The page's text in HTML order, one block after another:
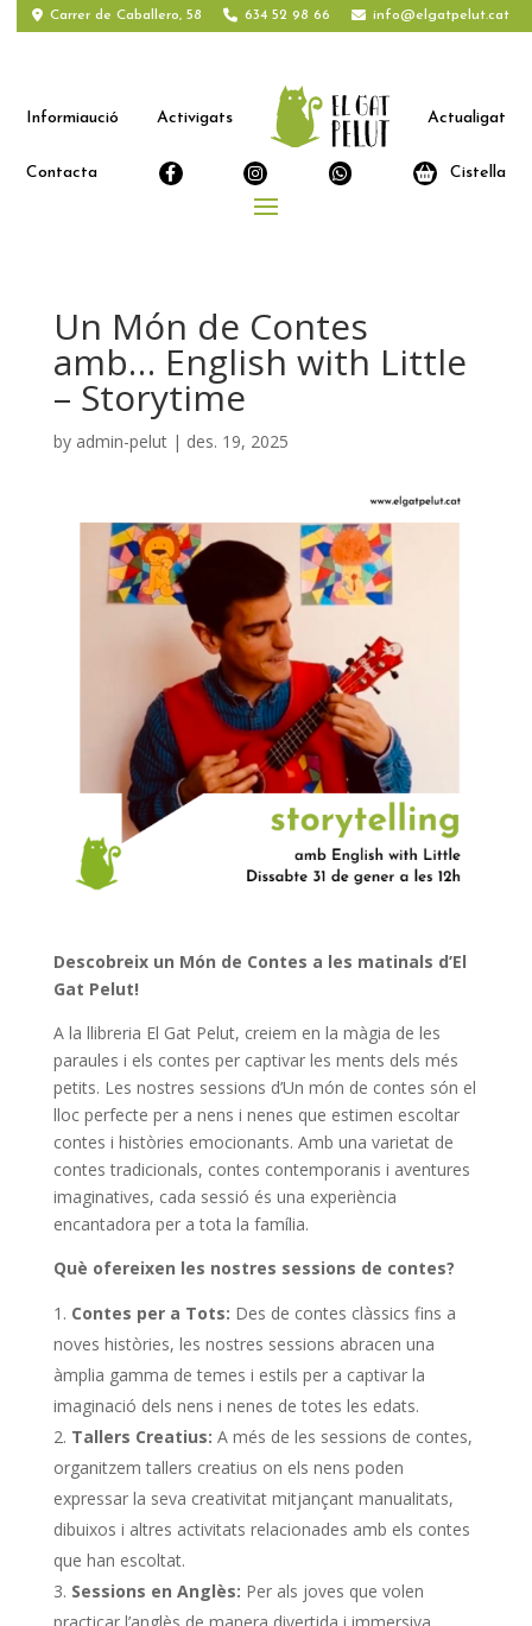
Carrer de Caballero, 58 634 52 98 66 info@elgatpelut.cat
Informiaució Activigats Actualigat
Contacta Cistella
Un Món de Contes
amb… English with Little
– Storytime
by admin-pelut| des. 19, 2025
Descobreix un Món de Contes a les matinals d’El
Gat Pelut!
A la llibreria El Gat Pelut, creiem en la màgia de les
paraules i els contes per captivar les ments dels més
petits. Les nostres sessions d’Un món de contes són el
lloc perfecte per a nens i nenes que estimen escoltar
contes i històries emocionants. Amb una varietat de
contes tradicionals, contes contemporanis i aventures
imaginatives, cada sessió és una experiència
encantadora per a tota la família.
Què ofereixen les nostres sessions de contes?
Contes per a Tots: Des de contes clàssics fins a
noves històries, les nostres sessions abracen una
àmplia gamma de temes i estils per a captivar la
imaginació dels nens i nenes de totes les edats.
Tallers Creatius: A més de les sessions de contes,
organitzem tallers creatius on els nens poden
expressar la seva creativitat mitjançant manualitats,
dibuixos i altres activitats relacionades amb els contes
que han escoltat.
Sessions en Anglès: Per als joves que volen